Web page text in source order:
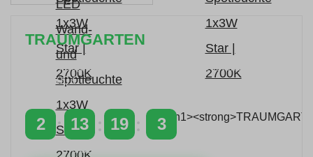
TRAUMGARTEN
Zeitlich begrenzter 20 % Rabatt auf Bestellungen
über 400 €
2 13
STUNDEN
19 3